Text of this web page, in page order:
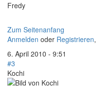
Fredy
Zum Seitenanfang
Anmelden oder Registrieren
6. April 2010 - 9:51
#3
Kochi